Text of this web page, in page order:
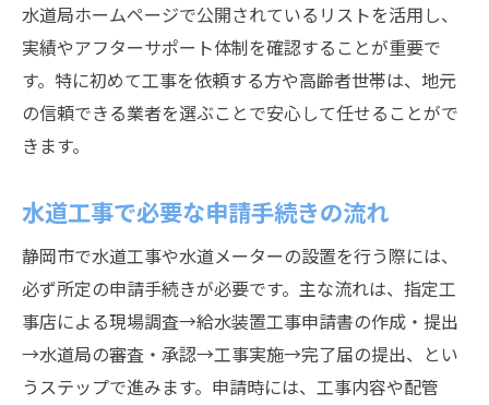
水道局ホームページで公開されているリストを活用し、
実績やアフターサポート体制を確認することが重要で
す。特に初めて工事を依頼する方や高齢者世帯は、地元
の信頼できる業者を選ぶことで安心して任せることがで
きます。
水道工事で必要な申請手続きの流れ
静岡市で水道工事や水道メーターの設置を行う際には、
必ず所定の申請手続きが必要です。主な流れは、指定工
事店による現場調査→給水装置工事申請書の作成・提出
→水道局の審査・承認→工事実施→完了届の提出、とい
うステップで進みます。申請時には、工事内容や配管